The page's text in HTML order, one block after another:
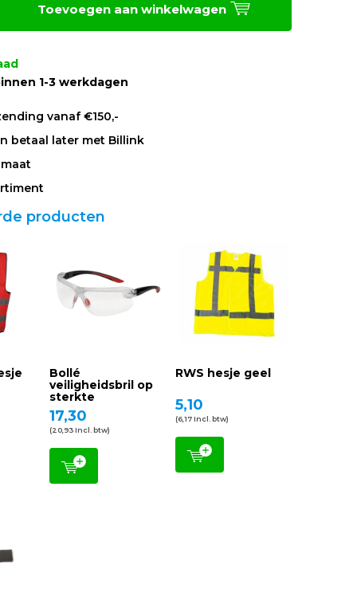
Toevoegen aan winkelwagen
1-3 werkdagen
vanaf €150,-
betaal later met Billink
producten
Bollé
veiligheidsbril op
sterkte
17,30
(20,93 Incl. btw)
RWS hesje geel
5,10
(6,17 Incl. btw)